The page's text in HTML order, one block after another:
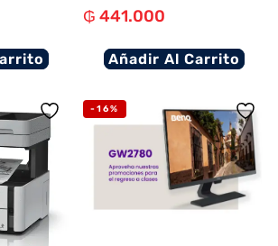
₲ 441.000
Añadir Al Carrito
-16%